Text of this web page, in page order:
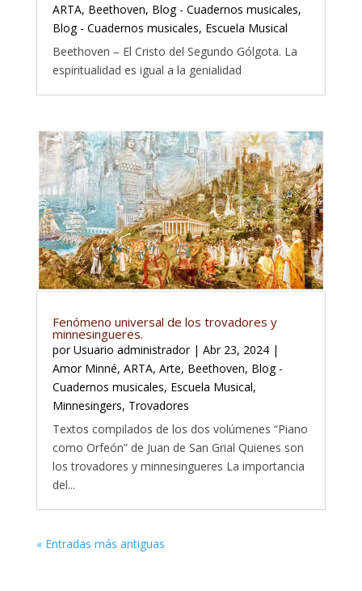
ARTA, Beethoven, Blog - Cuadernos musicales,
Blog - Cuadernos musicales, Escuela Musical
Beethoven – El Cristo del Segundo Gólgota. La
espiritualidad es igual a la genialidad
Fenómeno universal de los trovadores y
minnesingueres.
porUsuario administrador| Abr 23, 2024|
Amor Minné, ARTA, Arte, Beethoven, Blog -
Cuadernos musicales, Escuela Musical,
Minnesingers, Trovadores
Textos compilados de los dos volúmenes “Piano
como Orfeón” de Juan de San Grial Quienes son
los trovadores y minnesingueres La importancia
del...
« Entradas más antiguas